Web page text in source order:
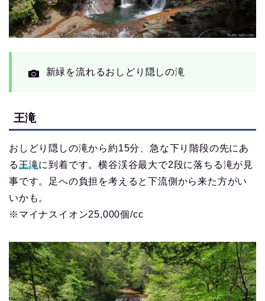
新緑を流れるおしどり隠しの滝
王滝
おしどり隠しの滝から約15分、急な下り階段の先にあ
る王滝に到着です。横谷渓谷最大で2段に落ちる滝が見
事です。足への負担を考えると下流側から来た方がい
いかも。
※マイナスイオン25,000個/cc